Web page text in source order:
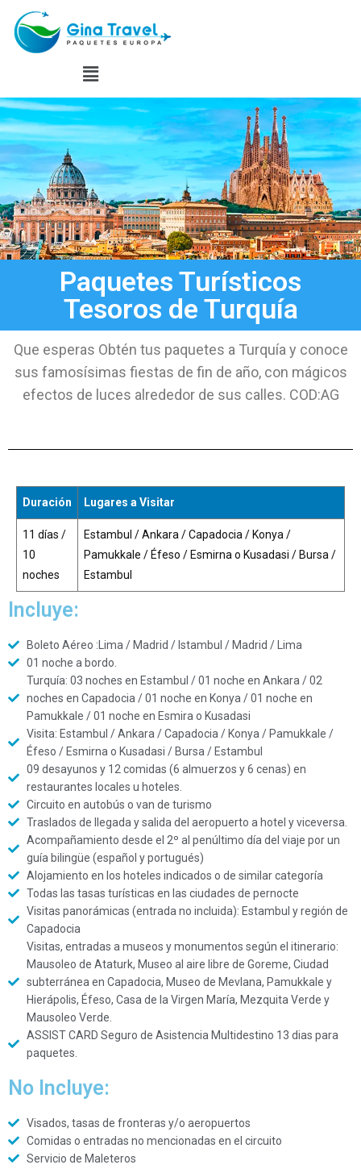
Paquetes Turísticos
Tesoros de Turquía
Que esperas Obtén tus paquetes a Turquía y conoce
sus famosísimas fiestas de fin de año, con mágicos
efectos de luces alrededor de sus calles. COD:AG
Duración Lugares a Visitar
11 días /
10
noches
Estambul / Ankara / Capadocia / Konya /
Pamukkale / Éfeso / Esmirna o Kusadasi / Bursa /
Estambul
Incluye:
Boleto Aéreo :Lima / Madrid / Istambul / Madrid / Lima
01 noche a bordo.
Turquía: 03 noches en Estambul / 01 noche en Ankara / 02
noches en Capadocia / 01 noche en Konya / 01 noche en
Pamukkale / 01 noche en Esmira o Kusadasi
Visita: Estambul / Ankara / Capadocia / Konya / Pamukkale /
Éfeso / Esmirna o Kusadasi / Bursa / Estambul
09 desayunos y 12 comidas (6 almuerzos y 6 cenas) en
restaurantes locales u hoteles.
Circuito en autobús o van de turismo
Traslados de llegada y salida del aeropuerto a hotel y viceversa.
Acompañamiento desde el 2º al penúltimo día del viaje por un
guía bilingüe (español y portugués)
Alojamiento en los hoteles indicados o de similar categoría
Todas las tasas turísticas en las ciudades de pernocte
Visitas panorámicas (entrada no incluida): Estambul y región de
Capadocia
Visitas, entradas a museos y monumentos según el itinerario:
Mausoleo de Ataturk, Museo al aire libre de Goreme, Ciudad
subterránea en Capadocia, Museo de Mevlana, Pamukkale y
Hierápolis, Éfeso, Casa de la Virgen María, Mezquita Verde y
Mausoleo Verde.
ASSIST CARD Seguro de Asistencia Multidestino 13 dias para
paquetes.
No Incluye:
Visados, tasas de fronteras y/o aeropuertos
Comidas o entradas no mencionadas en el circuito
Servicio de Maleteros